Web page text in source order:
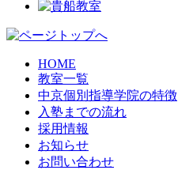
HOME
教室一覧
中京個別指導学院の特徴
入塾までの流れ
採用情報
お知らせ
お問い合わせ